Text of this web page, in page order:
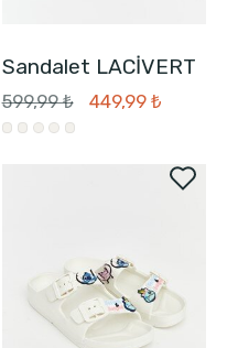
Sandalet LACİVERT
599,99 ₺ 449,99 ₺